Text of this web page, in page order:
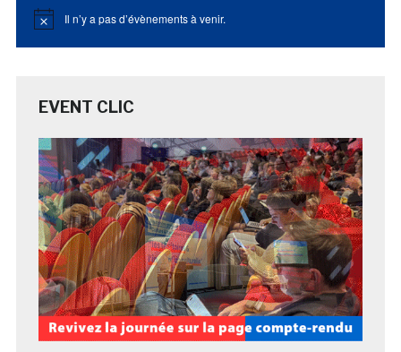
Notice Il n’y a pas d’évènements à venir.
EVENT CLIC